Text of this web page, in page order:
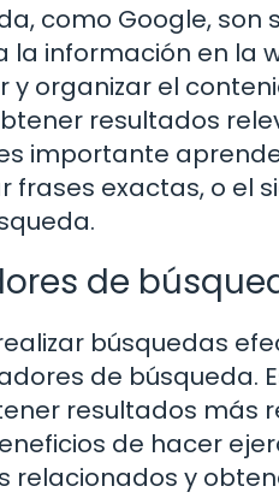
como Google,
información en la
y organizar el
resultados
importante
frases exactas, o el
de
búsquedas
de búsqueda.
resultados más
de hacer
relacionados y